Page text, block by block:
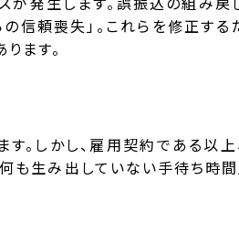
信頼喪失」。これらを修正する
ます。
。しかし、雇用契約である以上
も生み出していない手待ち時間